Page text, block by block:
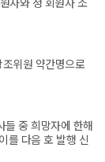
위원 약간명으로
들 중 희망자에 한해
를 다음 호 발행 신